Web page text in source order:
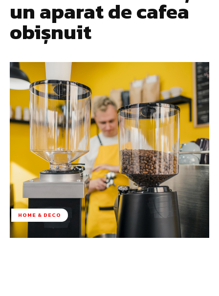
un aparat de cafea
obișnuit
HOME & DECO